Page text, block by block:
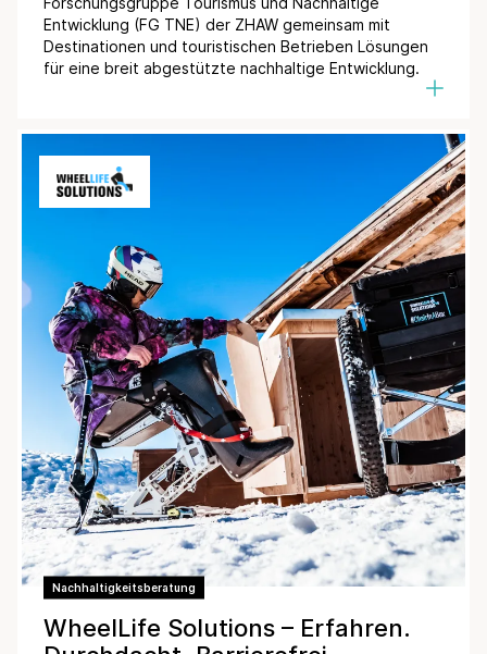
Entwicklung (FG TNE) der ZHAW gemeinsam mit
Destinationen und touristischen Betrieben Lösungen
für eine breit abgestützte nachhaltige Entwicklung.
Nachhaltigkeitsberatung
WheelLife Solutions – Erfahren.